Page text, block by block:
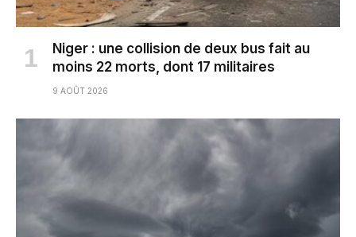
Niger : une collision de deux bus fait au
moins 22 morts, dont 17 militaires
9 AOÛT 2026